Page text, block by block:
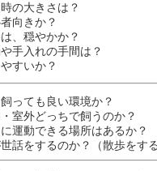
時の大きさは？
者向きか？
は、穏やかか？
や手入れの手間は？
やすいか？
飼っても良い環境か？
・室外どっちで飼うのか？
に運動できる場所はあるか？
世話をするのか？（散歩をす